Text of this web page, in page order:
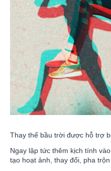
Thay thế bầu trời được hỗ trợ
Ngay lập tức thêm kịch tính
tạo hoạt ảnh, thay đổi, pha